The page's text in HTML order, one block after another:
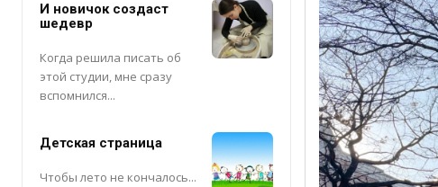
И новичок создаст
шедевр
Когда решила писать об
этой студии, мне сразу
вспомнился...
Детская страница
Чтобы лето не кончалось...